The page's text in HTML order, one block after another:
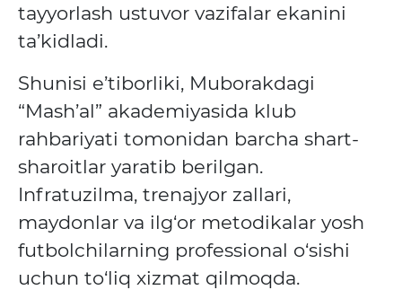
tayyorlash ustuvor vazifalar ekanini
ta’kidladi.
Shunisi e’tiborliki, Muborakdagi
“Mash’al” akademiyasida klub
rahbariyati tomonidan barcha shart-
sharoitlar yaratib berilgan.
Infratuzilma, trenajyor zallari,
maydonlar va ilg‘or metodikalar yosh
futbolchilarning professional o‘sishi
uchun to‘liq xizmat qilmoqda.